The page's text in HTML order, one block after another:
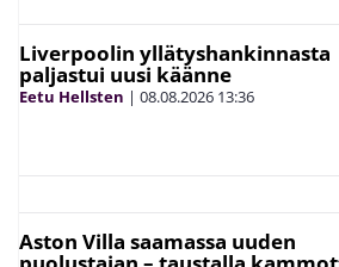
Liverpoolin yllätyshankinnasta
paljastui uusi käänne
Eetu Hellsten | 08.08.2026 13:36
Aston Villa saamassa uuden